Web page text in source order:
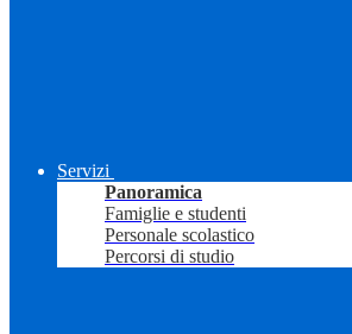
Servizi
Panoramica
Famiglie e studenti
Personale scolastico
Percorsi di studio